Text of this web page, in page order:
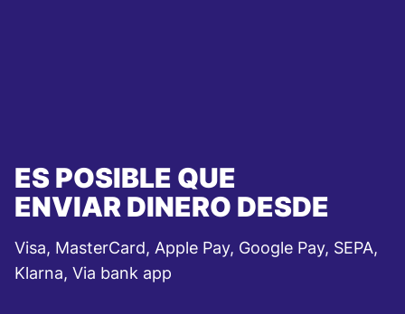
ES POSIBLE QUE
ENVIAR DINERO DESDE
Visa, MasterCard, Apple Pay, Google Pay, SEPA,
Klarna, Via bank app